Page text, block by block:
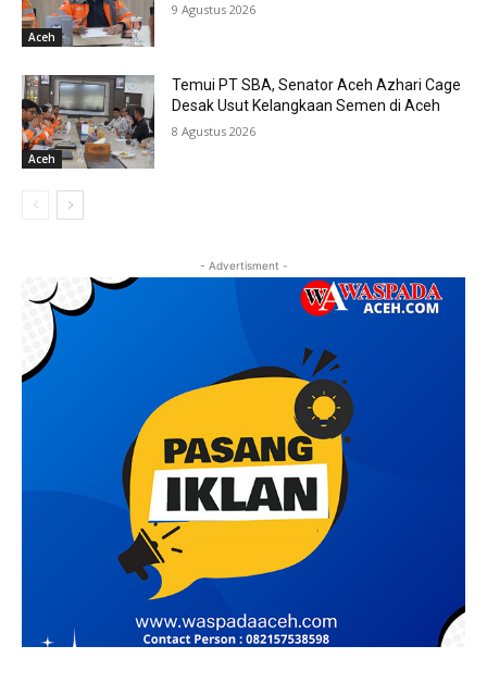
Aceh
9 Agustus 2026
Aceh
Temui PT SBA, Senator Aceh Azhari Cage
Desak Usut Kelangkaan Semen di Aceh
8 Agustus 2026
- Advertisment -